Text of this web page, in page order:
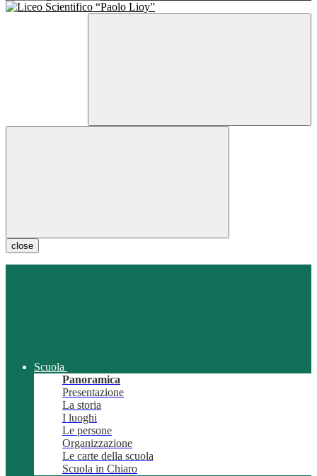
close
Scuola
Panoramica
Presentazione
La storia
I luoghi
Le persone
Organizzazione
Le carte della scuola
Scuola in Chiaro